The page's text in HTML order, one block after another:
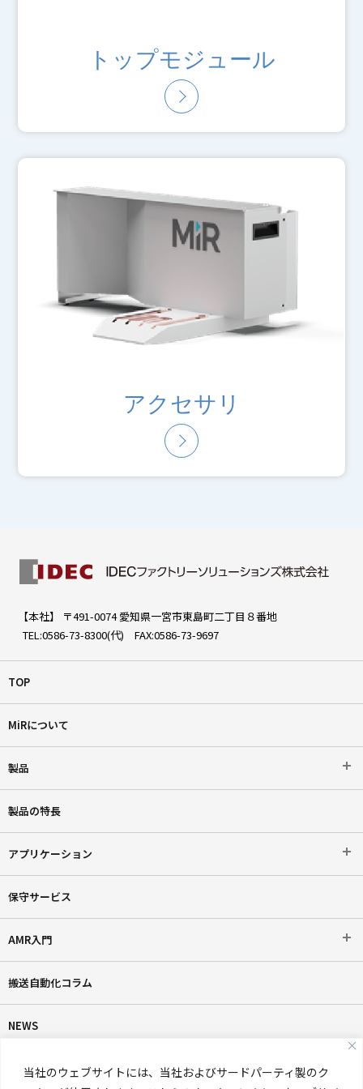
当社のウェブサイトには、当社およびサードパーティ製のク
トップモジュール
アクセサリ
【本社】 〒491-0074 愛知県一宮市東島町二丁目８番地
TEL:0586-73-8300(代) FAX:0586-73-9697
TOP
MiRについて
製品
製品の特長
アプリケーション
保守サービス
AMR入門
搬送自動化コラム
NEWS
AMR超入門ダウンロード